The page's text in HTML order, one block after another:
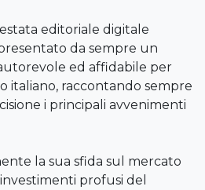
editoriale digitale
da sempre un
ed affidabile per
italiano, raccontando sempre
i principali avvenimenti
la sua sfida sul mercato
profusi del